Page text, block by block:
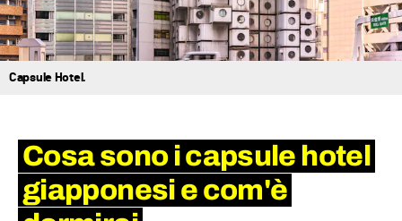
Capsule Hotel.
Cosa sono i capsule hotel
giapponesi e com'è